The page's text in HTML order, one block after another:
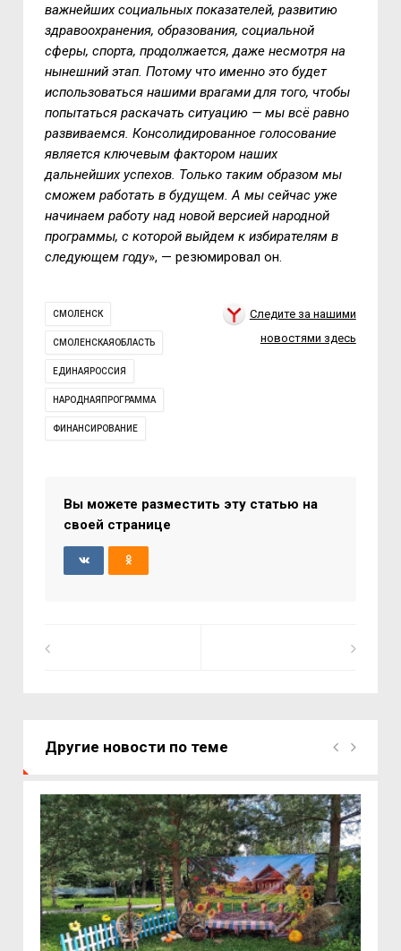
важнейших социальных показателей, развитию
здравоохранения, образования, социальной
сферы, спорта, продолжается, даже несмотря на
нынешний этап. Потому что именно это будет
использоваться нашими врагами для того, чтобы
попытаться раскачать ситуацию — мы всё равно
развиваемся. Консолидированное голосование
является ключевым фактором наших
дальнейших успехов. Только таким образом мы
сможем работать в будущем. А мы сейчас уже
начинаем работу над новой версией народной
программы, с которой выйдем к избирателям в
следующем году», — резюмировал он.
СМОЛЕНСК
СМОЛЕНСКАЯОБЛАСТЬ
ЕДИНАЯРОССИЯ
НАРОДНАЯПРОГРАММА
ФИНАНСИРОВАНИЕ
Следите за нашими
новостями здесь
Вы можете разместить эту статью на
своей странице
Другие новости по теме